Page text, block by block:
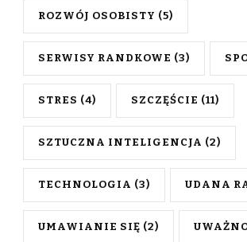
ROZWÓJ OSOBISTY (5)
SERWISY RANDKOWE (3)
STRES (4) SZCZĘŚCIE (11)
SZTUCZNA INTELIGENCJA (2)
TECHNOLOGIA (3) UDANA
UMAWIANIE SIĘ (2)